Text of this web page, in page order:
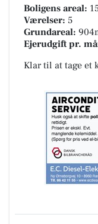
Boligens areal:
Værelser: 5
Grundareal:
Ejerudgift pr.
Klar til at tage et